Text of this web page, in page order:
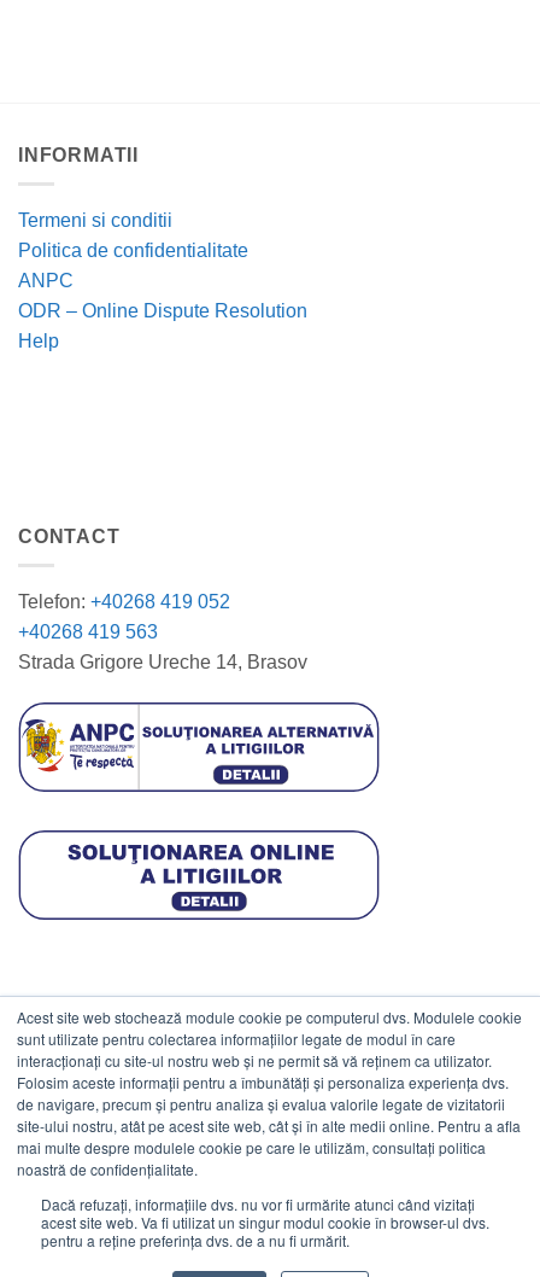
Acest site web stochează module cookie pe computerul dvs. Modulele cookie
sunt utilizate pentru colectarea informațiilor legate de modul în care
interacționați cu site-ul nostru web și ne permit să vă reținem ca utilizator.
Folosim aceste informații pentru a îmbunătăți și personaliza experiența dvs.
de navigare, precum și pentru analiza și evalua valorile legate de vizitatorii
site-ului nostru, atât pe acest site web, cât și în alte medii online. Pentru a afla
mai multe despre modulele cookie pe care le utilizăm, consultați politica
noastră de confidențialitate.
Dacă refuzați, informațiile dvs. nu vor fi urmărite atunci când vizitați
acest site web. Va fi utilizat un singur modul cookie în browser-ul dvs.
pentru a reține preferința dvs. de a nu fi urmărit.
INFORMATII
Termeni si conditii
Politica de confidentialitate
ANPC
ODR – Online Dispute Resolution
Help
CONTACT
Telefon: +40268 419 052
+40268 419 563
Strada Grigore Ureche 14, Brasov
DATE COMERCIALE
ESTICO S.R.L.
CIF: RO1094402.
Reg.Com: J08/469/1991.
Visa MasterCard
Cash Stripe